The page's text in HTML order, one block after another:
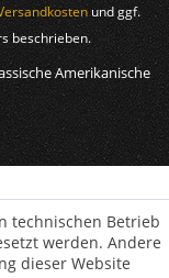
und ggf.
beschrieben.
Amerikanische
technischen Betrieb
werden. Andere
dieser Website